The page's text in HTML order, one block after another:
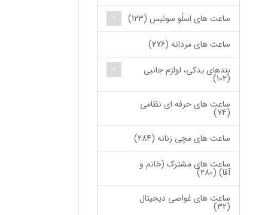
ساعت های اِسلُو سوئیس (123)
ساعت های مردانه (276)
بندهای یدکی، لوازم جانبی
(102)
ساعت های حرفه ای نظامی
(74)
ساعت های مچی زنانه (284)
ساعت های مشترک (خانم و
آقا) (280)
ساعت های غواصی دیجیتال
(32)